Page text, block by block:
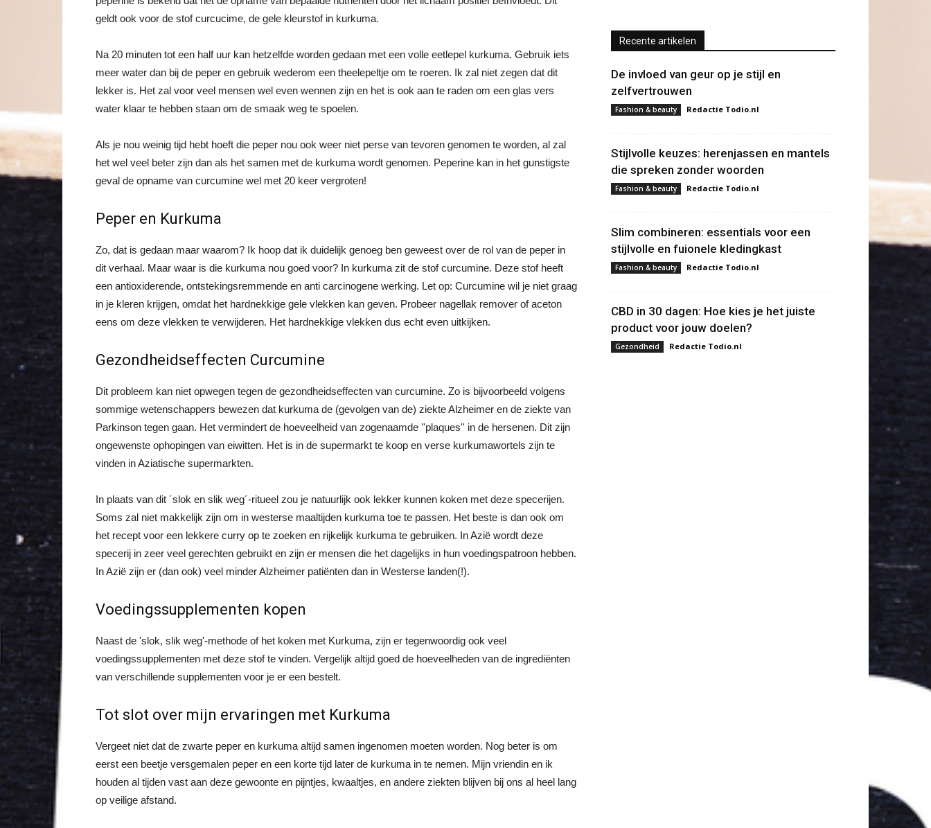
geldt ook voor de stof curcucime, de gele kleurstof in kurkuma.
Na 20 minuten tot een half uur kan hetzelfde worden gedaan met een volle eetlepel kurkuma. Gebruik iets
meer water dan bij de peper en gebruik wederom een theelepeltje om te roeren. Ik zal niet zegen dat dit
lekker is. Het zal voor veel mensen wel even wennen zijn en het is ook aan te raden om een glas vers
water klaar te hebben staan om de smaak weg te spoelen.
Als je nou weinig tijd hebt hoeft die peper nou ook weer niet perse van tevoren genomen te worden, al zal
het wel veel beter zijn dan als het samen met de kurkuma wordt genomen. Peperine kan in het gunstigste
geval de opname van curcumine wel met 20 keer vergroten!
Peper en Kurkuma
Zo, dat is gedaan maar waarom? Ik hoop dat ik duidelijk genoeg ben geweest over de rol van de peper in
dit verhaal. Maar waar is die kurkuma nou goed voor? In kurkuma zit de stof curcumine. Deze stof heeft
een antioxiderende, ontstekingsremmende en anti carcinogene werking. Let op: Curcumine wil je niet graag
in je kleren krijgen, omdat het hardnekkige gele vlekken kan geven. Probeer nagellak remover of aceton
eens om deze vlekken te verwijderen. Het hardnekkige vlekken dus echt even uitkijken.
Gezondheidseffecten Curcumine
Dit probleem kan niet opwegen tegen de gezondheidseffecten van curcumine. Zo is bijvoorbeeld volgens
sommige wetenschappers bewezen dat kurkuma de (gevolgen van de) ziekte Alzheimer en de ziekte van
Parkinson tegen gaan. Het vermindert de hoeveelheid van zogenaamde ''plaques'' in de hersenen. Dit zijn
ongewenste ophopingen van eiwitten. Het is in de supermarkt te koop en verse kurkumawortels zijn te
vinden in Aziatische supermarkten.
In plaats van dit ´slok en slik weg´-ritueel zou je natuurlijk ook lekker kunnen koken met deze specerijen.
Soms zal niet makkelijk zijn om in westerse maaltijden kurkuma toe te passen. Het beste is dan ook om
het recept voor een lekkere curry op te zoeken en rijkelijk kurkuma te gebruiken. In Azië wordt deze
specerij in zeer veel gerechten gebruikt en zijn er mensen die het dagelijks in hun voedingspatroon hebben.
In Azië zijn er (dan ook) veel minder Alzheimer patiënten dan in Westerse landen(!).
Voedingssupplementen kopen
Naast de 'slok, slik weg'-methode of het koken met Kurkuma, zijn er tegenwoordig ook veel
voedingssupplementen met deze stof te vinden. Vergelijk altijd goed de hoeveelheden van de ingrediënten
van verschillende supplementen voor je er een bestelt.
Tot slot over mijn ervaringen met Kurkuma
Vergeet niet dat de zwarte peper en kurkuma altijd samen ingenomen moeten worden. Nog beter is om
eerst een beetje versgemalen peper en een korte tijd later de kurkuma in te nemen. Mijn vriendin en ik
houden al tijden vast aan deze gewoonte en pijntjes, kwaaltjes, en andere ziekten blijven bij ons al heel lang
op veilige afstand.
Recente artikelen
De invloed van geur op je stijl en
zelfvertrouwen
Fashion & beauty Redactie Todio.nl
Stijlvolle keuzes: herenjassen en mantels
die spreken zonder woorden
Fashion & beauty Redactie Todio.nl
Slim combineren: essentials voor een
stijlvolle en fuionele kledingkast
Fashion & beauty Redactie Todio.nl
CBD in 30 dagen: Hoe kies je het juiste
product voor jouw doelen?
Gezondheid Redactie Todio.nl